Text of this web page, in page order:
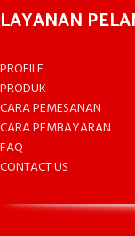
LAYANAN
PROFILE
PRODUK
CARA PEMESANAN
CARA PEMBAYARAN
FAQ
CONTACT US